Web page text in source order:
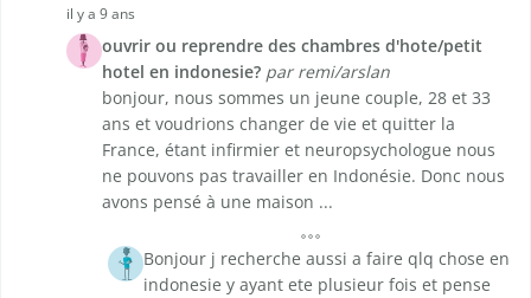
il y a 9 ans
ouvrir ou reprendre des chambres d'hote/petit
hotel en indonesie? par remi/arslan
bonjour, nous sommes un jeune couple, 28 et 33
ans et voudrions changer de vie et quitter la
France, étant infirmier et neuropsychologue nous
ne pouvons pas travailler en Indonésie. Donc nous
avons pensé à une maison ...
Bonjour j recherche aussi a faire qlq chose en
indonesie y ayant ete plusieur fois et pense